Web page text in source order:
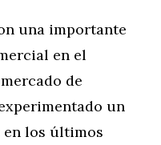
una importante
en el
de
un
los últimos